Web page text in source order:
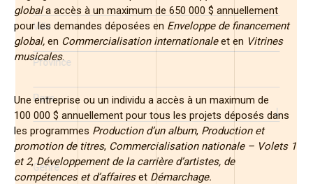
globala accès à un maximum de 650 000 $ annuellement
pour les demandes déposées en Enveloppe de financement
global, en Commercialisation internationaleet en Vitrines
musicales.
Une entreprise ou un individu a accès à un maximum de
100 000 $ annuellement pour tous les projets déposés dans
les programmes Production d’un album, Production et
promotion de titres, Commercialisation nationale – Volets 1
et 2,Développement de la carrière d’artistes, de
compétences et d’affaireset Démarchage.
Ville
Province
Pays
Genre